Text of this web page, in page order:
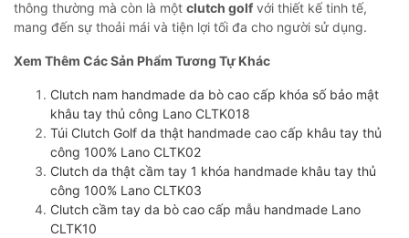
thông thường mà còn là một clutch golf với thiết kế tinh tế,
mang đến sự thoải mái và tiện lợi tối đa cho người sử dụng.
Xem Thêm Các Sản Phẩm Tương Tự Khác
Clutch nam handmade da bò cao cấp khóa số bảo mật
khâu tay thủ công Lano CLTK018
Túi Clutch Golf da thật handmade cao cấp khâu tay thủ
công 100% Lano CLTK02
Clutch da thật cầm tay 1 khóa handmade khâu tay thủ
công 100% Lano CLTK03
Clutch cầm tay da bò cao cấp mẫu handmade Lano
CLTK10